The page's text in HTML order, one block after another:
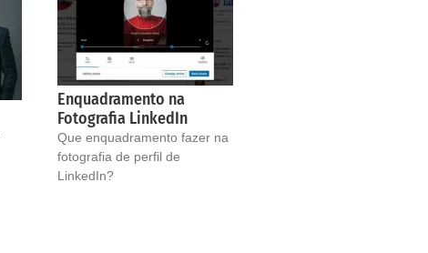
Enquadramento na
Fotografia LinkedIn
Que enquadramento fazer na
fotografia de perfil de
LinkedIn?